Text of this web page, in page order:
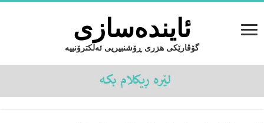
ئایندەسازى
گۆڤارێکی هزری ڕۆشنبیریی ئەلکترۆنییە